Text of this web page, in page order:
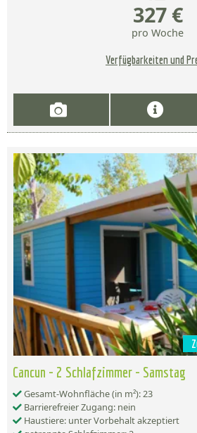
327 €
pro Woche
Verfügbarkeiten und
Cancun - 2 Schlafzimmer - Samstag
Gesamt-Wohnfläche (in m²): 23
Barrierefreier Zugang: nein
Haustiere: unter Vorbehalt akzeptiert